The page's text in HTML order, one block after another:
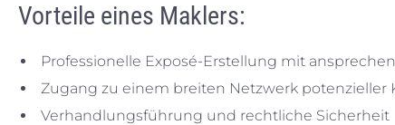
Vorteile eines Maklers:
Professionelle Exposé-Erstellung mit
Zugang zu einem breiten Netzwerk potenzieller
Verhandlungsführung und rechtliche Sicherheit